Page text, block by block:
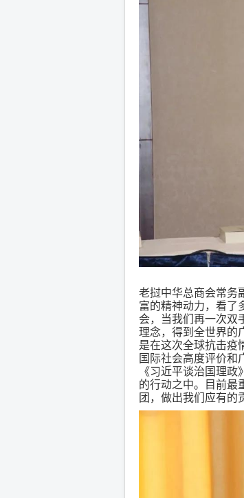
老挝中华总商会常务
富的精神动力，看了
会，当我们再一次双
理念，得到全世界的
是在这次全球抗击疫
国际社会高度评价和
《习近平谈治国理
的行动之中。目前最
团，做出我们应有的